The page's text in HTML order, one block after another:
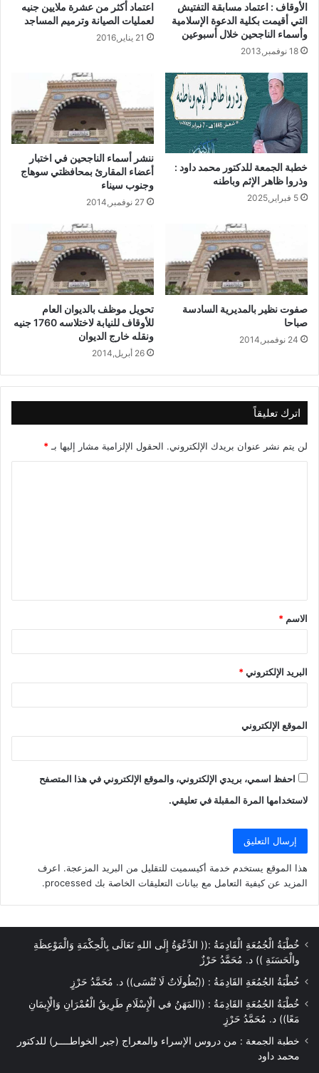
الأوقاف : اعتماد مسابقة التفتيش
التي أقيمت بكلية الدعوة الإسلامية
وأسماء الناجحين خلال أسبوعين
18 نوفمبر,2013
اعتماد أكثر من عشرة ملايين جنيه
لعمليات الصيانة وترميم المساجد
21 يناير,2016
خطبة الجمعة للدكتور محمد داود :
وذروا ظاهر الإثم وباطنه
5 فبراير,2025
ننشر أسماء الناجحين في اختبار
أعضاء المقارئ بمحافظتي سوهاج
وجنوب سيناء
27 نوفمبر,2014
صفوت نظير بالمديرية السادسة
صباحا
24 نوفمبر,2014
تحويل موظف بالديوان العام
للأوقاف للنيابة لاختلاسه 1760 جنيه
ونقله خارج الديوان
26 أبريل,2014
اترك تعليقاً
لن يتم نشر عنوان بريدك الإلكتروني. الحقول الإلزامية مشار إليها بـ *
ق
*
الاسم *
البريد الإلكتروني*
الموقع الإلكتروني
احفظ اسمي، بريدي الإلكتروني، والموقع الإلكتروني في هذا المتصفح
لاستخدامها المرة المقبلة في تعليقي.
هذا الموقع يستخدم خدمة أكيسميت للتقليل من البريد المزعجة. اعرف
المزيد عن كيفية التعامل مع بيانات التعليقات الخاصة بك processed
.
خُطْبَةُ الْجُمُعَةِ الْقَادِمَةُ :(( الدَّعْوَةُ إِلَى اللهِ تَعَالَى بِالْحِكْمَةِ وَالْمَوْعِظَةِ
والْحَسَنَةِ )) د. مُحَمَّدُ حَرْزٌ
خُطْبَةُ الجُمُعَةِ القَادِمَةُ : ((بُطُولَاتٌ لَا تُنْسَى)) د. مُحَمَّدُ حَرْزٍ
خُطْبَةُ الجُمُعَةِ القَادِمَةُ : ((المَهَنُ في الْإِسْلَامِ طَرِيقُ الْعُمْرَانِ وَالْإِيمَانِ
مَعًا)) د. مُحَمَّدُ حَرْزٍ
خطبة الجمعة : من دروس الإسراء والمعراج (جبر الخواطــــر) للدكتور
محمد داود